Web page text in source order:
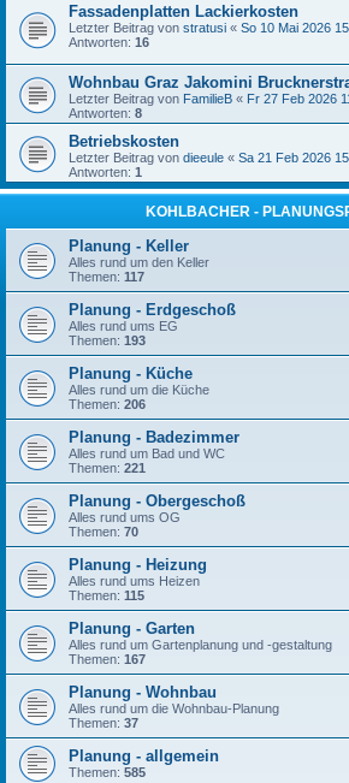
Fassadenplatten Lackierkosten
Letzter Beitrag von stratusi « So 10 Mai 2026
Antworten: 16
Wohnbau Graz Jakomini
Letzter Beitrag von FamilieB « Fr 27 Feb 2026
Antworten: 8
Betriebskosten
Letzter Beitrag von dieeule « Sa 21 Feb 2026
Antworten: 1
KOHLBACHER -
Planung - Keller
Alles rund um den Keller
Themen: 117
Planung - Erdgeschoß
Alles rund ums EG
Themen: 193
Planung - Küche
Alles rund um die Küche
Themen: 206
Planung - Badezimmer
Alles rund um Bad und WC
Themen: 221
Planung - Obergeschoß
Alles rund ums OG
Themen: 70
Planung - Heizung
Alles rund ums Heizen
Themen: 115
Planung - Garten
Alles rund um Gartenplanung und -gestaltung
Themen: 167
Planung - Wohnbau
Alles rund um die Wohnbau-Planung
Themen: 37
Planung - allgemein
Themen: 585